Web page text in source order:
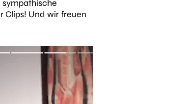
Clips! Und wir freuen